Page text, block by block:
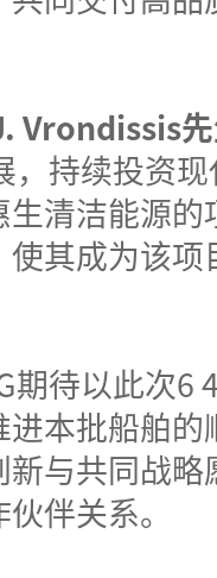
Vrondissis
，持续投资
清洁能源
其成为该
待以此次6
本批船舶
与共同战
伴关系。